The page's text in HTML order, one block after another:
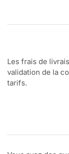
Les frais de
validation de la
tarifs.